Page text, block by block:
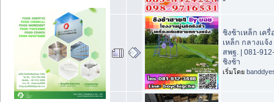
ชิงช้าเหล็ก เค
เหล็ก กลางแจ้
สพฐ. | 081-
ชิงช้า
เริ่มโดย